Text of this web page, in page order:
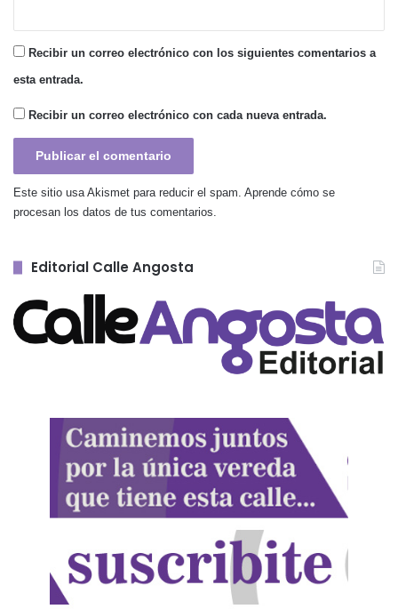
Recibir un correo electrónico con los siguientes comentarios a
esta entrada.
Recibir un correo electrónico con cada nueva entrada.
Este sitio usa Akismet para reducir el spam. Aprende cómo se
procesan los datos de tus comentarios.
Editorial Calle Angosta